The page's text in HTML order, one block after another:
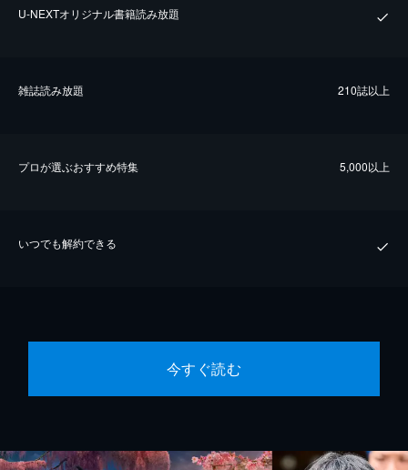
U-NEXTオリジナル書籍読み放題
雑誌読み放題 210誌以上
プロが選ぶおすすめ特集 5,000以上
いつでも解約できる
今すぐ読む